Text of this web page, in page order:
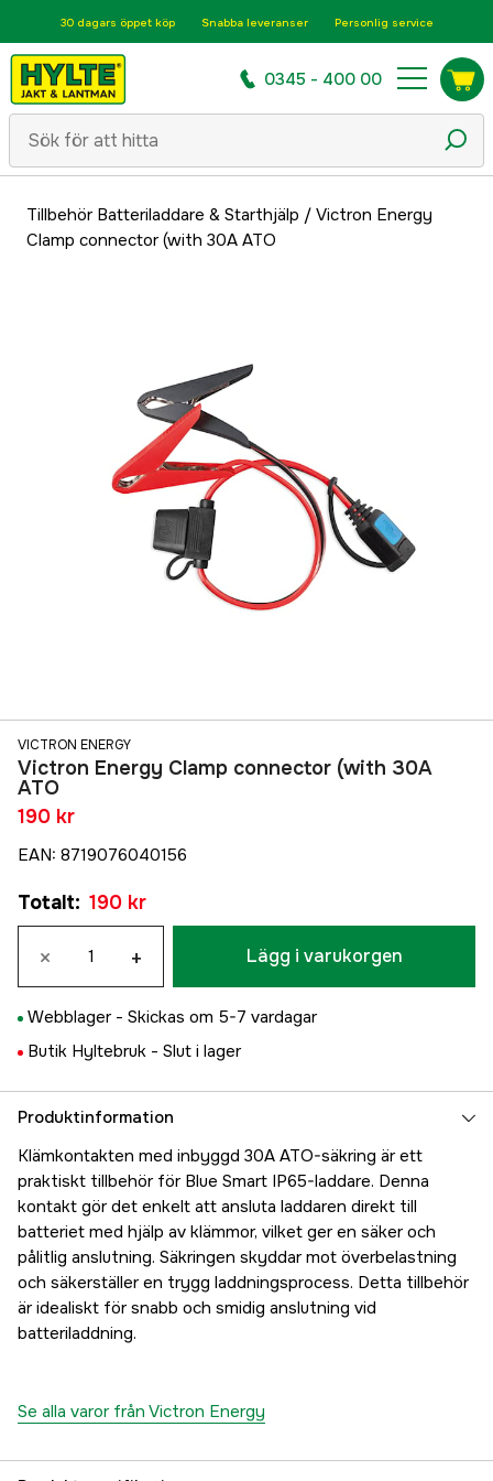
30 dagars öppet köp Snabba leveranser Personlig service
0345 - 400 00
Tillbehör Batteriladdare & Starthjälp / Victron Energy
Clamp connector (with 30A ATO
VICTRON ENERGY
Victron Energy Clamp connector (with 30A
ATO
190 kr
EAN: 8719076040156
Totalt: 190 kr
× + Lägg i varukorgen
Webblager - Skickas om 5-7 vardagar
Butik Hyltebruk - Slut i lager
Produktinformation
Klämkontakten med inbyggd 30A ATO-säkring är ett
praktiskt tillbehör för Blue Smart IP65-laddare. Denna
kontakt gör det enkelt att ansluta laddaren direkt till
batteriet med hjälp av klämmor, vilket ger en säker och
pålitlig anslutning. Säkringen skyddar mot överbelastning
och säkerställer en trygg laddningsprocess. Detta tillbehör
är idealiskt för snabb och smidig anslutning vid
batteriladdning.
Se alla varor från Victron Energy